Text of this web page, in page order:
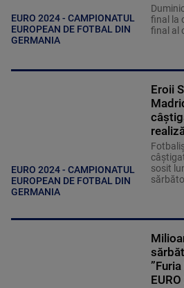
EURO 2024 - CAMPIONATUL
EUROPEAN DE FOTBAL DIN
GERMANIA
final la
final al
EURO 2024 - CAMPIONATUL
EUROPEAN DE FOTBAL DIN
GERMANIA
Eroii
sosit